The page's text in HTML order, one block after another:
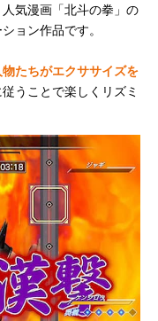
気漫画「北斗の拳」の
ョン作品です。
たちがエクササイズを
うことで楽しくリズミ